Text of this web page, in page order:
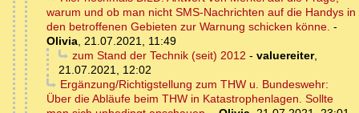
warum und ob man nicht SMS-Nachrichten auf die Handys in
den betroffenen Gebieten zur Warnung schicken könne. -
Olivia, 21.07.2021, 11:49
zum Stand der Technik (seit) 2012 - valuereiter,
21.07.2021, 12:02
Ergänzung/Richtigstellung zum THW u. Bundeswehr:
Über die Abläufe beim THW in Katastrophenlagen. Sollte